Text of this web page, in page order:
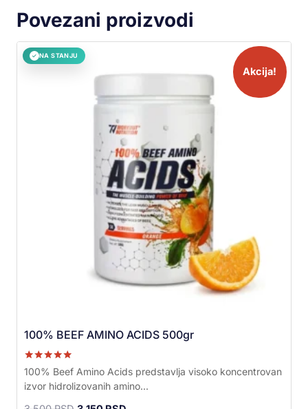
Povezani proizvodi
✓ NA STANJU
Akcija!
100% BEEF AMINO ACIDS 500gr
Ocenjeno sa
5.00
od 5
100% Beef Amino Acids predstavlja visoko koncentrovan
izvor hidrolizovanih amino...